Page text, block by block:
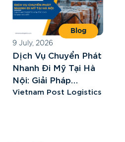
Blog
9 July, 2026
Dịch Vụ Chuyển Phát
Nhanh Đi Mỹ Tại Hà
Nội: Giải Pháp
Express Hỏa Tốc
Vietnam Post Logistics